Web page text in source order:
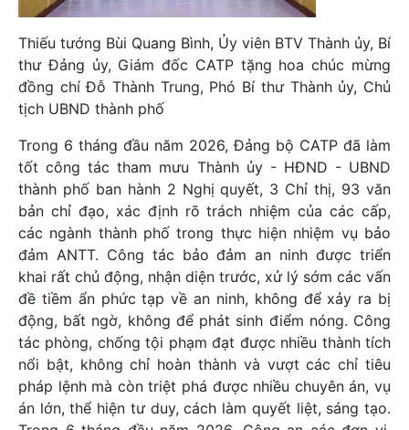
Thiếu tướng Bùi Quang Bình, Ủy viên BTV Thành ủy, Bí
thư Đảng ủy, Giám đốc CATP tặng hoa chúc mừng
đồng chí Đỗ Thành Trung, Phó Bí thư Thành ủy, Chủ
tịch UBND thành phố
Trong 6 tháng đầu năm 2026, Đảng bộ CATP đã làm
tốt công tác tham mưu Thành ủy - HĐND - UBND
thành phố ban hành 2 Nghị quyết, 3 Chỉ thị, 93 văn
bản chỉ đạo, xác định rõ trách nhiệm của các cấp,
các ngành thành phố trong thực hiện nhiệm vụ bảo
đảm ANTT. Công tác bảo đảm an ninh được triển
khai rất chủ động, nhận diện trước, xử lý sớm các vấn
đề tiềm ẩn phức tạp về an ninh, không để xảy ra bị
động, bất ngờ, không để phát sinh điểm nóng. Công
tác phòng, chống tội phạm đạt được nhiều thành tích
nổi bật, không chỉ hoàn thành và vượt các chỉ tiêu
pháp lệnh mà còn triệt phá được nhiều chuyên án, vụ
án lớn, thể hiện tư duy, cách làm quyết liệt, sáng tạo.